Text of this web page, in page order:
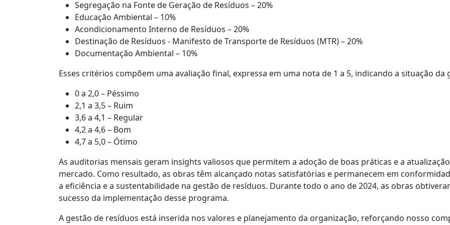
Segregação na Fonte de Geração de Resíduos – 20%
Educação Ambiental – 10%
Acondicionamento Interno de Resíduos – 20%
Destinação de Resíduos - Manifesto de Transporte de Resíduos (MTR) – 20%
Documentação Ambiental – 10%
Esses critérios compõem uma avaliação final, expressa em uma nota de 1 a 5, indicando a situação
0 a 2,0 – Péssimo
2,1 a 3,5 – Ruim
3,6 a 4,1 – Regular
4,2 a 4,6 – Bom
4,7 a 5,0 – Ótimo
As auditorias mensais geram insights valiosos que permitem a adoção de boas práticas e a
mercado. Como resultado, as obras têm alcançado notas satisfatórias e permanecem em
a eficiência e a sustentabilidade na gestão de resíduos. Durante todo o ano de 2024, as obras
sucesso da implementação desse programa.
A gestão de resíduos está inserida nos valores e planejamento da organização, reforçando nosso